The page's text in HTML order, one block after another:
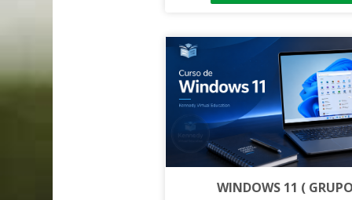
WINDOWS 11 (